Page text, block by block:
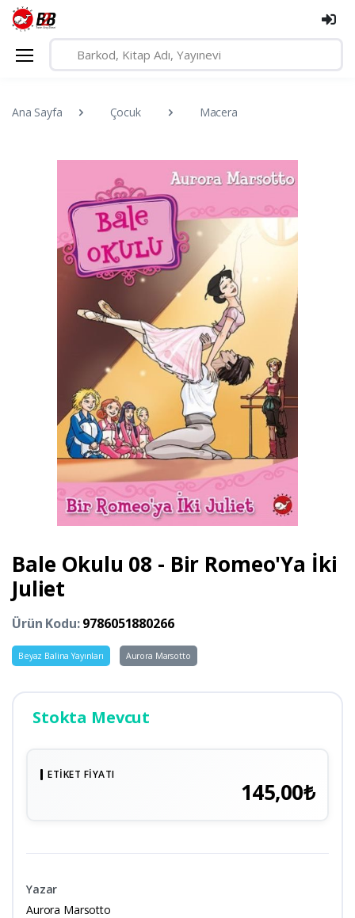
Ana Sayfa Çocuk Macera
Bale Okulu 08 - Bir Romeo'Ya İki
Juliet
Ürün Kodu:9786051880266
Beyaz Balina Yayınları Aurora Marsotto
Stokta Mevcut
ETIKET FIYATI
145,00₺
Yazar
Aurora Marsotto